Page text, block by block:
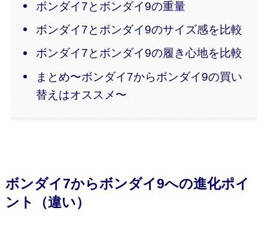
ボンダイ7とボンダイ9の重量
ボンダイ7とボンダイ9のサイズ感を比較
ボンダイ7とボンダイ9の履き心地を比較
まとめ〜ボンダイ7からボンダイ9の買い
替えはオススメ〜
ボンダイ7からボンダイ9への進化ポイ
ント（違い）